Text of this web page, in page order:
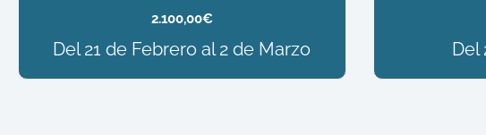
2.100,00€
Del 21 de Febrero al 2 de Marzo Del